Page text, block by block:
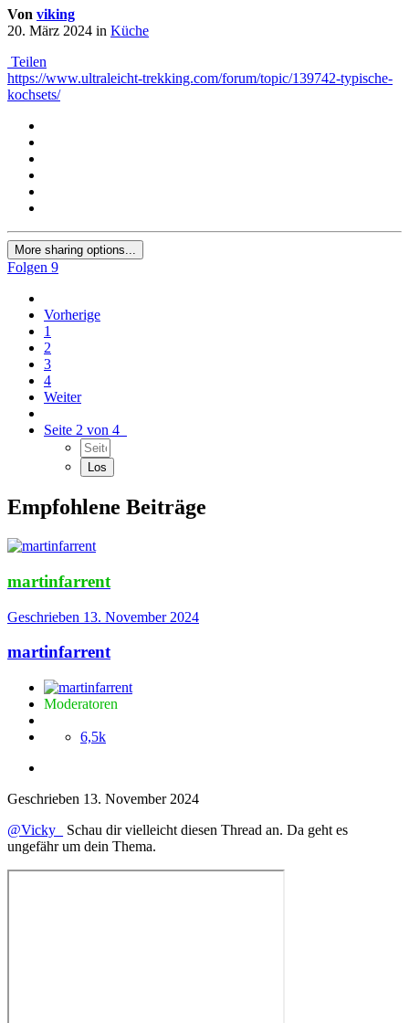
Von viking
20. März 2024 in Küche
Teilen
https://www.ultraleicht-trekking.com/forum/topic/139742-typische-
kochsets/
More sharing options...
Folgen 9
Vorherige
1
2
3
4
Weiter
Seite 2 von 4
Empfohlene Beiträge
martinfarrent
Geschrieben 13. November 2024
martinfarrent
Moderatoren
6,5k
Geschrieben 13. November 2024
@Vicky_
Schau dir vielleicht diesen Thread an. Da geht es
ungefähr um dein Thema.